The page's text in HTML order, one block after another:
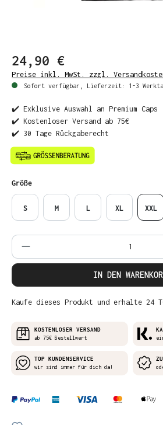
24,90 €
Preise inkl. MwSt. zzgl.
Sofort verfügbar, Lieferzeit: 1-3
✔️ Exklusive Auswahl an Premium Caps
✔️ Kostenloser Versand ab 75€
✔️ 30 Tage Rückgaberecht
Größeauswählen
S M L XL XXL
Produkt Anzahl: Gib
IN DEN
Kaufe dieses Produkt und erhalte 24
KOSTENLOSER VERSAND
ab 75€ Bestellwert
TOP KUNDENSERVICE
wir sind immer für dich da!